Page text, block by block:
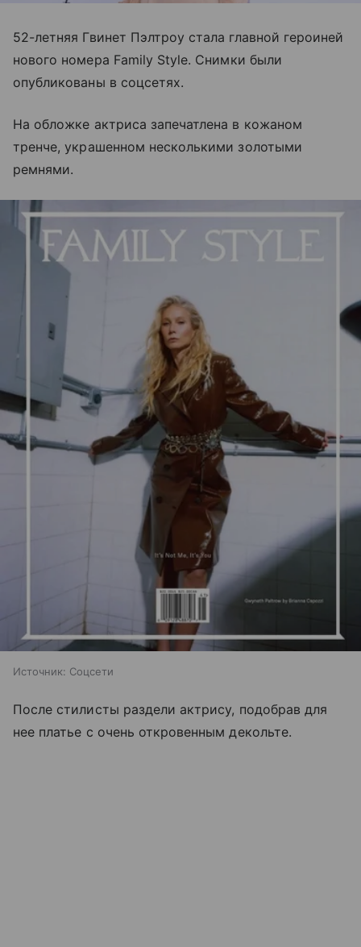
52-летняя Гвинет Пэлтроу стала главной героиней
нового номера Family Style. Снимки были
опубликованы в соцсетях.
На обложке актриса запечатлена в кожаном
тренче, украшенном несколькими золотыми
ремнями.
Источник: Соцсети
После стилисты раздели актрису, подобрав для
нее платье с очень откровенным декольте.